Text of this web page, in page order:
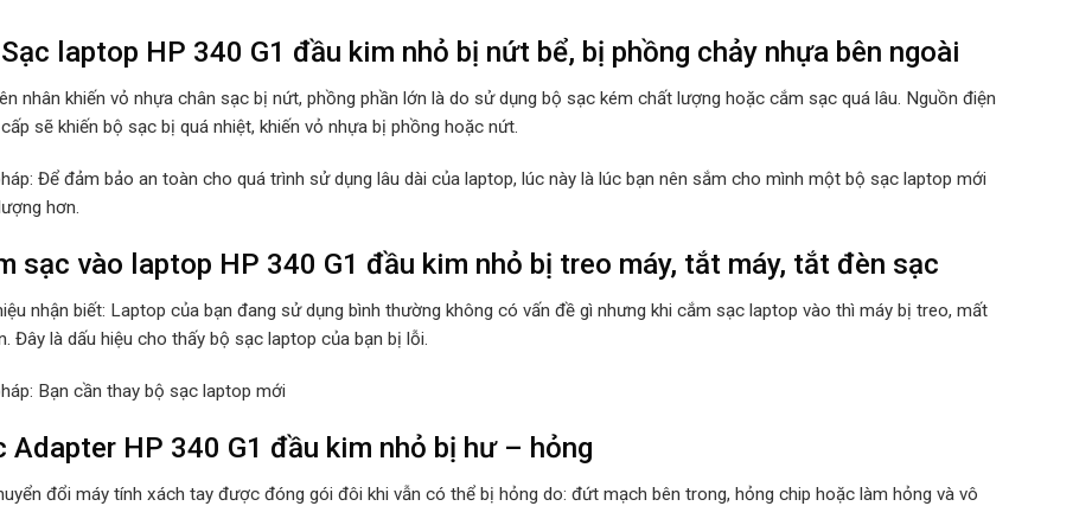
laptop HP 340 G1 đầu kim nhỏ bị nứt bể, bị phồng chảy nhựa bên ngoài
nhân khiến vỏ nhựa chân sạc bị nứt, phồng phần lớn là do sử dụng bộ sạc kém chất lượng hoặc cắm sạc quá lâu. Nguồn điện
sẽ khiến bộ sạc bị quá nhiệt, khiến vỏ nhựa bị phồng hoặc nứt.
Để đảm bảo an toàn cho quá trình sử dụng lâu dài của laptop, lúc này là lúc bạn nên sắm cho mình một bộ sạc laptop mới
hơn.
sạc vào laptop HP 340 G1 đầu kim nhỏ bị treo máy, tắt máy, tắt đèn sạc
nhận biết: Laptop của bạn đang sử dụng bình thường không có vấn đề gì nhưng khi cắm sạc laptop vào thì máy bị treo, mất
Đây là dấu hiệu cho thấy bộ sạc laptop của bạn bị lỗi.
Bạn cần thay bộ sạc laptop mới
Adapter HP 340 G1 đầu kim nhỏ bị hư – hỏng
đổi máy tính xách tay được đóng gói đôi khi vẫn có thể bị hỏng do: đứt mạch bên trong, hỏng chip hoặc làm hỏng và vô